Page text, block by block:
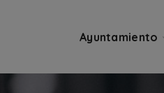
Ayuntamiento